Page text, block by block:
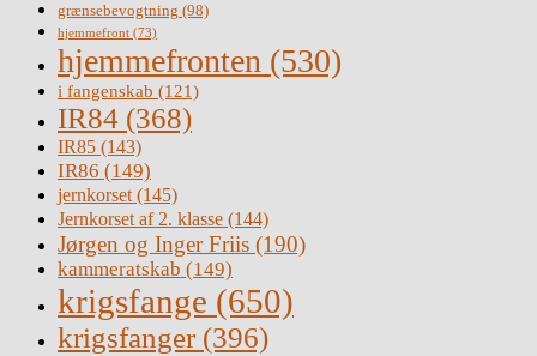
grænsebevogtning (98)
hjemmefront (73)
hjemmefronten (530)
i fangenskab (121)
IR84 (368)
IR85 (143)
IR86 (149)
jernkorset(145)
Jernkorset af 2. klasse (144)
Jørgen og Inger Friis (190)
kammeratskab (149)
krigsfange (650)
krigsfanger (396)